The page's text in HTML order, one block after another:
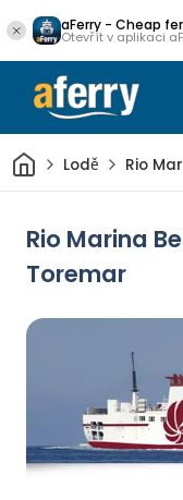
aFerry - Cheap
Otevřít v aplikaci
Domov
Lodě Rio
Rio Marina
Toremar